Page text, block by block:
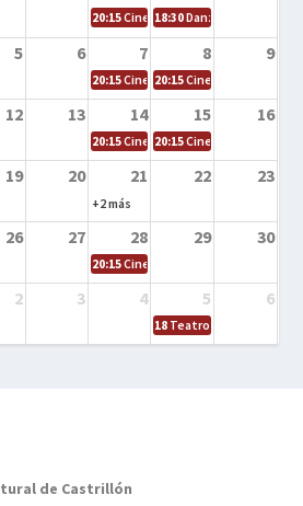
20:15Cine en la calle – Cómo
18:30Danza – Cita en el
5 6 7 8 9
20:15Cine en la calle – El niño y la
20:15Cine en la calle –
12 13 14 15 16
20:15Cine en la calle – Tortugas
20:15Cine en la calle –
19 20 21 22 23
+2 más
26 27 28 29 30
20:15Cine en el calle – Tintín y el
2 3 4 5 6
18 Teatro – Tres
de Castrillón